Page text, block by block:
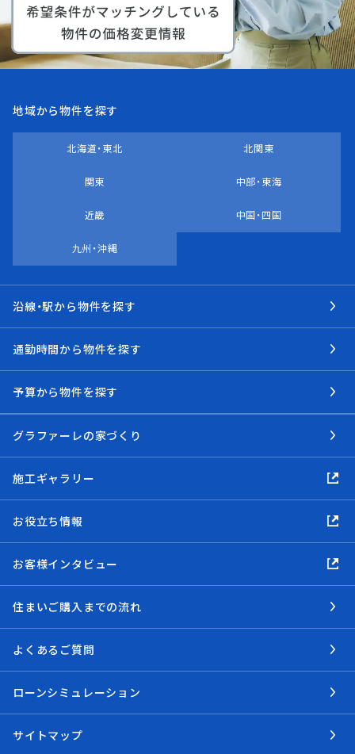
地域から物件を探す
北海道・東北 北関東
関東 中部・東海
近畿 中国・四国
九州・沖縄
沿線・駅から物件を探す
通勤時間から物件を探す
予算から物件を探す
グラファーレの家づくり
施工ギャラリー
お役立ち情報
お客様インタビュー
住まいご購入までの流れ
よくあるご質問
ローンシミュレーション
サイトマップ